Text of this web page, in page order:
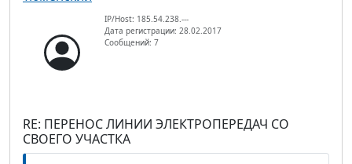
IP/Host: 185.54.238.---
Дата регистрации: 28.02.2017
Сообщений: 7
RE: ПЕРЕНОС ЛИНИИ ЭЛЕКТРОПЕРЕДАЧ СО
СВОЕГО УЧАСТКА